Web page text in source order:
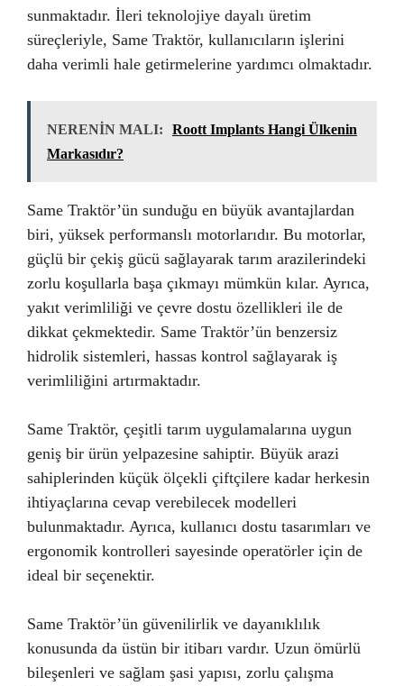
sunmaktadır. İleri teknolojiye dayalı üretim
süreçleriyle, Same Traktör, kullanıcıların işlerini
daha verimli hale getirmelerine yardımcı olmaktadır.
NERENİN MALI:
Roott Implants Hangi Ülkenin
Markasıdır?
Same Traktör’ün sunduğu en büyük avantajlardan
biri, yüksek performanslı motorlarıdır. Bu motorlar,
güçlü bir çekiş gücü sağlayarak tarım arazilerindeki
zorlu koşullarla başa çıkmayı mümkün kılar. Ayrıca,
yakıt verimliliği ve çevre dostu özellikleri ile de
dikkat çekmektedir. Same Traktör’ün benzersiz
hidrolik sistemleri, hassas kontrol sağlayarak iş
verimliliğini artırmaktadır.
Same Traktör, çeşitli tarım uygulamalarına uygun
geniş bir ürün yelpazesine sahiptir. Büyük arazi
sahiplerinden küçük ölçekli çiftçilere kadar herkesin
ihtiyaçlarına cevap verebilecek modelleri
bulunmaktadır. Ayrıca, kullanıcı dostu tasarımları ve
ergonomik kontrolleri sayesinde operatörler için de
ideal bir seçenektir.
Same Traktör’ün güvenilirlik ve dayanıklılık
konusunda da üstün bir itibarı vardır. Uzun ömürlü
bileşenleri ve sağlam şasi yapısı, zorlu çalışma